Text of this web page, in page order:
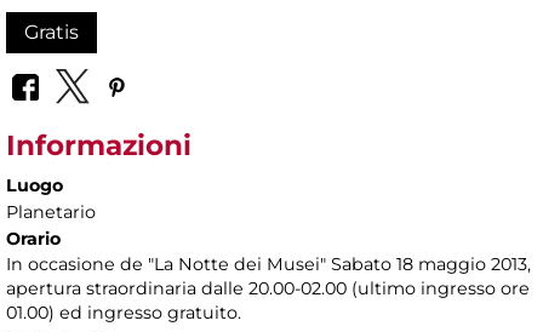
Gratis
Informazioni
Luogo
Planetario
Orario
In occasione de "La Notte dei Musei" Sabato 18 maggio 2013,
apertura straordinaria dalle 20.00-02.00 (ultimo ingresso ore
01.00) ed ingresso gratuito.